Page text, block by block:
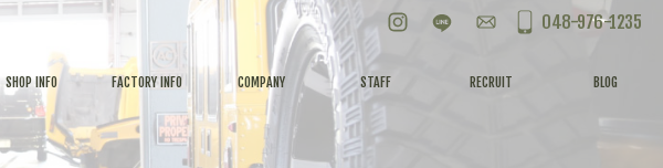
お問い合わせ
048-976-1235
SHOP INFO FACTORY INFO COMPANY STAFF RECRUIT BLOG